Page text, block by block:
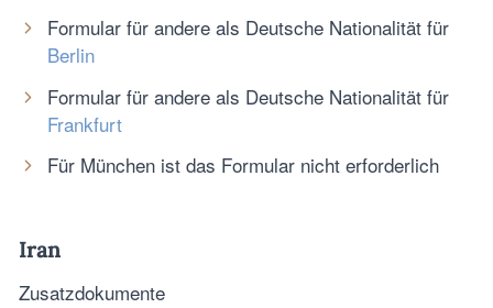
Formular für andere als Deutsche Nationalität für
Berlin
Formular für andere als Deutsche Nationalität für
Frankfurt
Für München ist das Formular nicht erforderlich
Iran
Zusatzdokumente